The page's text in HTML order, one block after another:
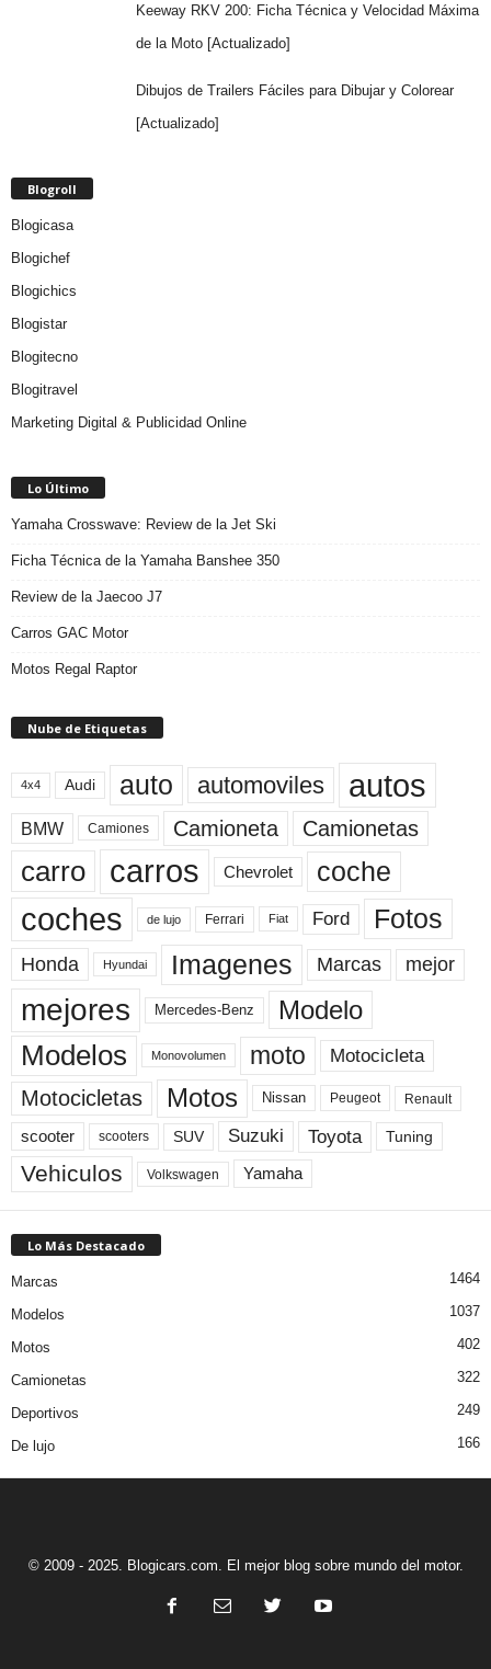
Keeway RKV 200: Ficha Técnica y Velocidad Máxima
de la Moto [Actualizado]
Dibujos de Trailers Fáciles para Dibujar y Colorear
[Actualizado]
Blogroll
Blogicasa
Blogichef
Blogichics
Blogistar
Blogitecno
Blogitravel
Marketing Digital & Publicidad Online
Lo Último
Yamaha Crosswave: Review de la Jet Ski
Ficha Técnica de la Yamaha Banshee 350
Review de la Jaecoo J7
Carros GAC Motor
Motos Regal Raptor
Nube de Etiquetas
4x4 Audi auto automoviles autos
BMW Camiones Camioneta Camionetas
carro carros Chevrolet coche
coches de lujo Ferrari Fiat Ford Fotos
Honda Hyundai Imagenes Marcas mejor
mejores Mercedes-Benz Modelo
Modelos Monovolumen moto Motocicleta
Motocicletas Motos Nissan Peugeot Renault
scooter scooters SUV Suzuki Toyota Tuning
Vehiculos Volkswagen Yamaha
Lo Más Destacado
Marcas 1464
Modelos 1037
Motos 402
Camionetas 322
Deportivos 249
De lujo 166
© 2009 - 2025. Blogicars.com. El mejor blog sobre mundo del motor.